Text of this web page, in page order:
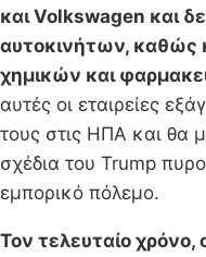
και Volkswagen και
αυτοκινήτων, καθώς
χημικών και
αυτές οι εταιρείες
τους στις ΗΠΑ και θα
σχέδια του Trump
εμπορικό πόλεμο.
Τον τελευταίο χρόνο,